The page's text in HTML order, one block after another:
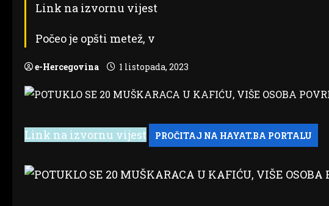
Link na izvornu vijest
Počeo je opšti metež, v
e-Hercegovina 1 listopada, 2023
Link na izvornu vijest